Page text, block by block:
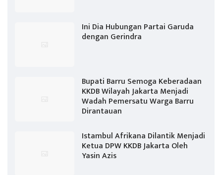
Ini Dia Hubungan Partai Garuda
dengan Gerindra
Bupati Barru Semoga Keberadaan
KKDB Wilayah Jakarta Menjadi
Wadah Pemersatu Warga Barru
Dirantauan
Istambul Afrikana Dilantik Menjadi
Ketua DPW KKDB Jakarta Oleh
Yasin Azis